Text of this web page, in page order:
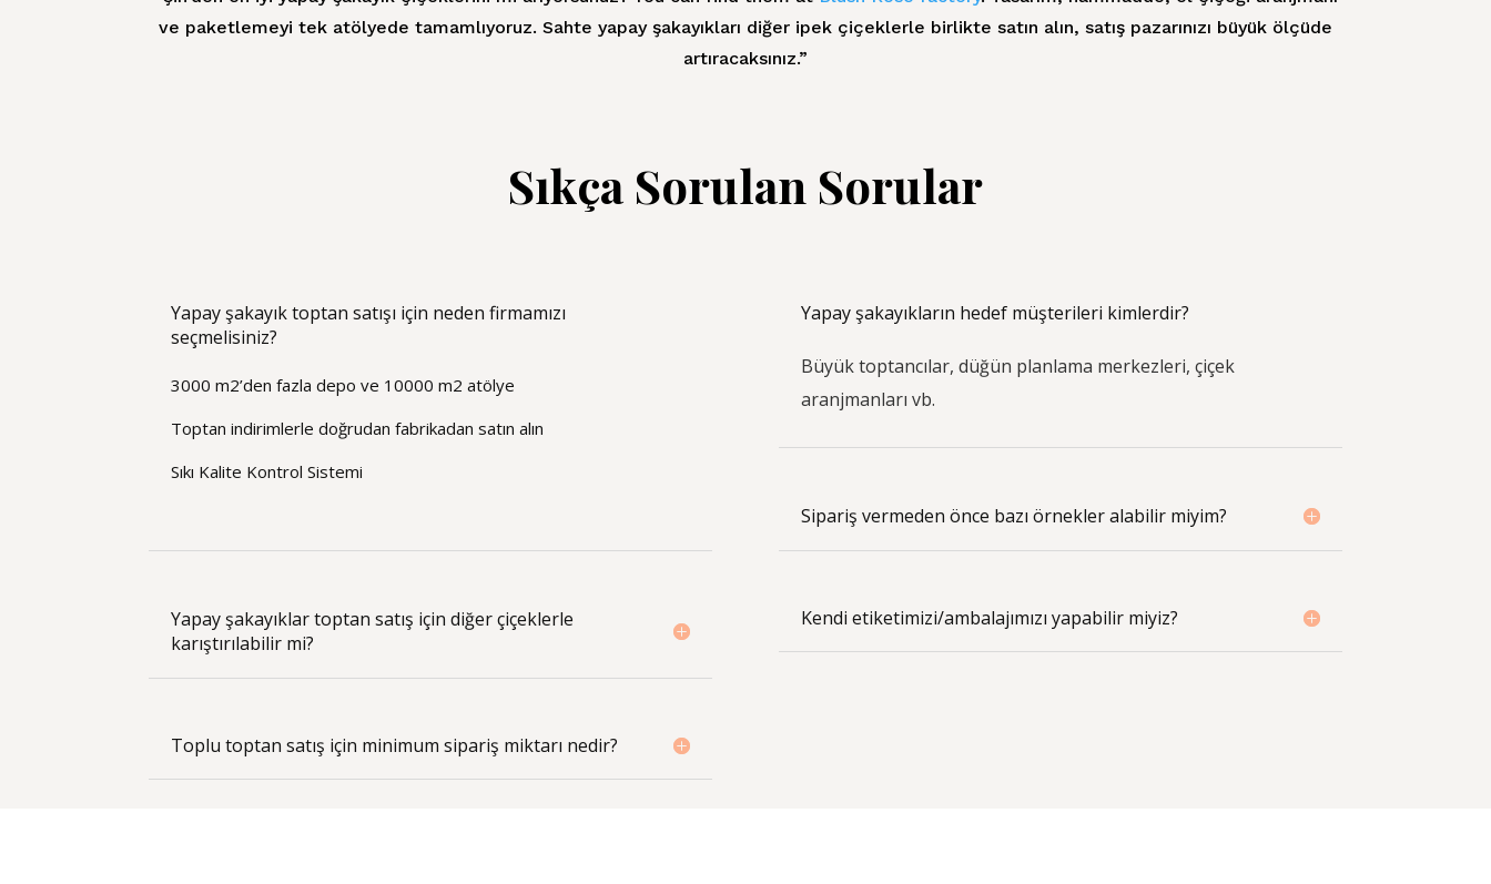
ve paketlemeyi tek atölyede tamamlıyoruz. Sahte yapay şakayıkları diğer ipek çiçeklerle birlikte satın alın, satış pazarınızı büyük ölçüde
artıracaksınız.”
Sıkça Sorulan Sorular
Yapay şakayık toptan satışı için neden firmamızı
seçmelisiniz?
3000 m2’den fazla depo ve 10000 m2 atölye
Toptan indirimlerle doğrudan fabrikadan satın alın
Sıkı Kalite Kontrol Sistemi
Yapay şakayıklar toptan satış için diğer çiçeklerle
karıştırılabilir mi?
Toplu toptan satış için minimum sipariş miktarı nedir?
Yapay şakayıkların hedef müşterileri kimlerdir?
Büyük toptancılar, düğün planlama merkezleri, çiçek
aranjmanları vb.
Sipariş vermeden önce bazı örnekler alabilir miyim?
Kendi etiketimizi/ambalajımızı yapabilir miyiz?